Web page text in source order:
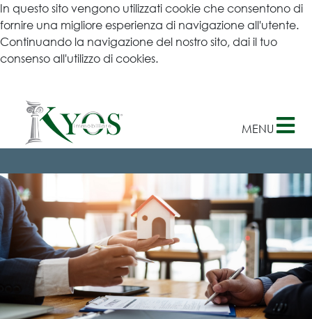
In questo sito vengono utilizzati cookie che consentono di
fornire una migliore esperienza di navigazione all'utente.
Continuando la navigazione del nostro sito, dai il tuo
consenso all'utilizzo di cookies.
×
MENU